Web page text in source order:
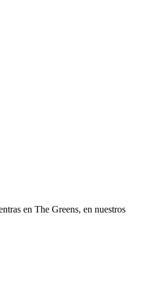
en The Greens, en nuestros